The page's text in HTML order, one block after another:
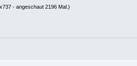
- angeschaut 2196 Mal.)